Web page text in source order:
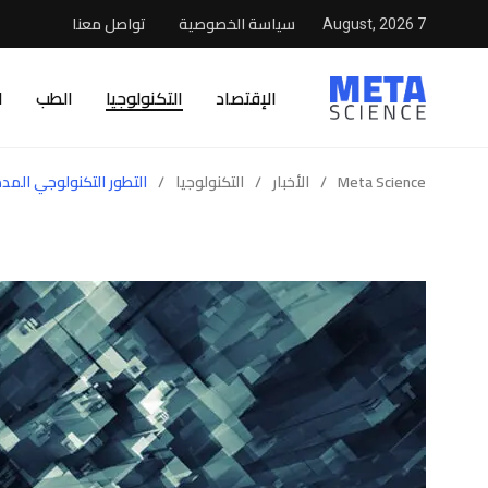
7 August, 2026 سياسة الخصوصية تواصل معنا
الإقتصاد التكنولوجيا الطب
Meta Science
/ الأخبار / التكنولوجيا / التطور التكنولوجي